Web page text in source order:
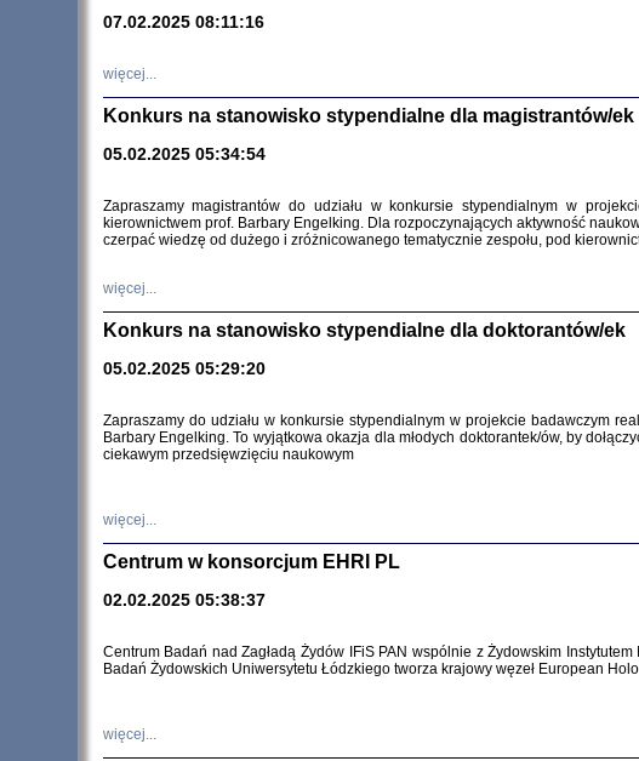
Warszawie
oprac. i
SNY
SZCZĘŚCIE
Losy kobiet
07.02.2025 08:11:16
więcej...
Konkurs na stanowisko stypendialne dla magistrantów/ek
05.02.2025 05:34:54
Zapraszamy magistrantów do udziału w konkursie stypendialnym w
kierownictwem prof. Barbary Engelking. Dla rozpoczynających aktywność
czerpać wiedzę od dużego i zróżnicowanego tematycznie zespołu, pod
więcej...
Konkurs na stanowisko stypendialne dla doktorantów/ek
05.02.2025 05:29:20
Zapraszamy do udziału w konkursie stypendialnym w projekcie badawczym
Barbary Engelking. To wyjątkowa okazja dla młodych doktorantek/ów, by
ciekawym przedsięwzięciu naukowym
więcej...
Centrum w konsorcjum EHRI PL
02.02.2025 05:38:37
Centrum Badań nad Zagładą Żydów IFiS PAN wspólnie z Żydowskim
Badań Żydowskich Uniwersytetu Łódzkiego tworza krajowy węzeł European
więcej...